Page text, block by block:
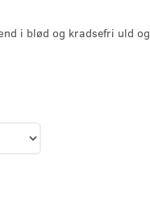
i blød og kradsefri uld og